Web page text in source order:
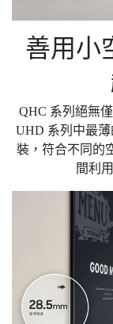
善用小
QHC 系列絕無
UHD 系列中最
裝，符合不同的
間利